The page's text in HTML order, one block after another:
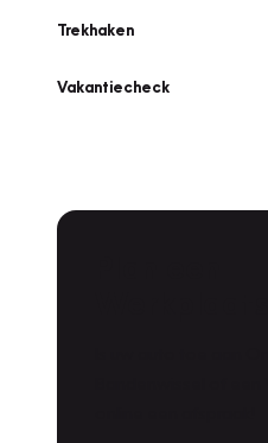
Trekhaken
Vakantiecheck